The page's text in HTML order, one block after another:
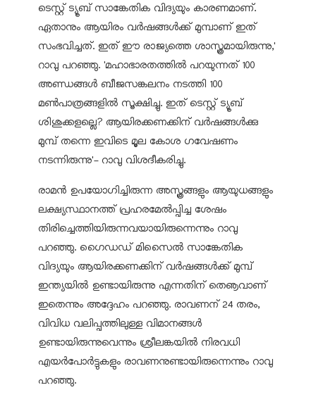
ടെസ്റ്റ് ട്യൂബ് സാങ്കേതിക വിദ്യയും കാരണമാണ്.
ഏതാനും ആയിരം വര്‍ഷങ്ങള്‍ക്ക് മുമ്പാണ് ഇത്
സംഭവിച്ചത്. ഇത് ഈ രാജ്യത്തെ ശാസ്ത്രമായിരുന്നു,'
റാവു പറഞ്ഞു. 'മഹാഭാരതത്തില്‍ പറയുന്നത് 100
അണ്ഡങ്ങള്‍ ബീജസങ്കലനം നടത്തി 100
മണ്‍പാത്രങ്ങളില്‍ സൂക്ഷിച്ചു. ഇത് ടെസ്റ്റ് ട്യൂബ്
ശിശുക്കളല്ലെ? ആയിരക്കണക്കിന് വര്‍ഷങ്ങള്‍ക്കു
മുമ്പ് തന്നെ ഇവിടെ മൂല കോശ ഗവേഷണം
നടന്നിരുന്നു'- റാവു വിശദീകരിച്ചു.
രാമന്‍ ഉപയോഗിച്ചിരുന്ന അസ്ത്രങ്ങളും ആയുധങ്ങളും
ലക്ഷ്യസ്ഥാനത്ത് പ്രഹരമേല്‍പ്പിച്ച ശേഷം
തിരിച്ചെത്തിയിരുന്നവയായിരുന്നെന്നും റാവു
പറഞ്ഞു. ഗൈഡഡ് മിസൈല്‍ സാങ്കേതിക
വിദ്യയും ആയിരക്കണക്കിന് വര്‍ഷങ്ങള്‍ക്ക് മുമ്പ്
ഇന്ത്യയില്‍ ഉണ്ടായിരുന്നു എന്നതിന് തെൡവാണ്
ഇതെന്നും അദ്ദേഹം പറഞ്ഞു. രാവണന് 24 തരം,
വിവിധ വലിപ്പത്തിലുള്ള വിമാനങ്ങള്‍
ഉണ്ടായിരുന്നുവെന്നും ശ്രീലങ്കയില്‍ നിരവധി
എയര്‍പോര്‍ട്ടുകളും രാവണനുണ്ടായിരുന്നെന്നും റാവു
പറഞ്ഞു.